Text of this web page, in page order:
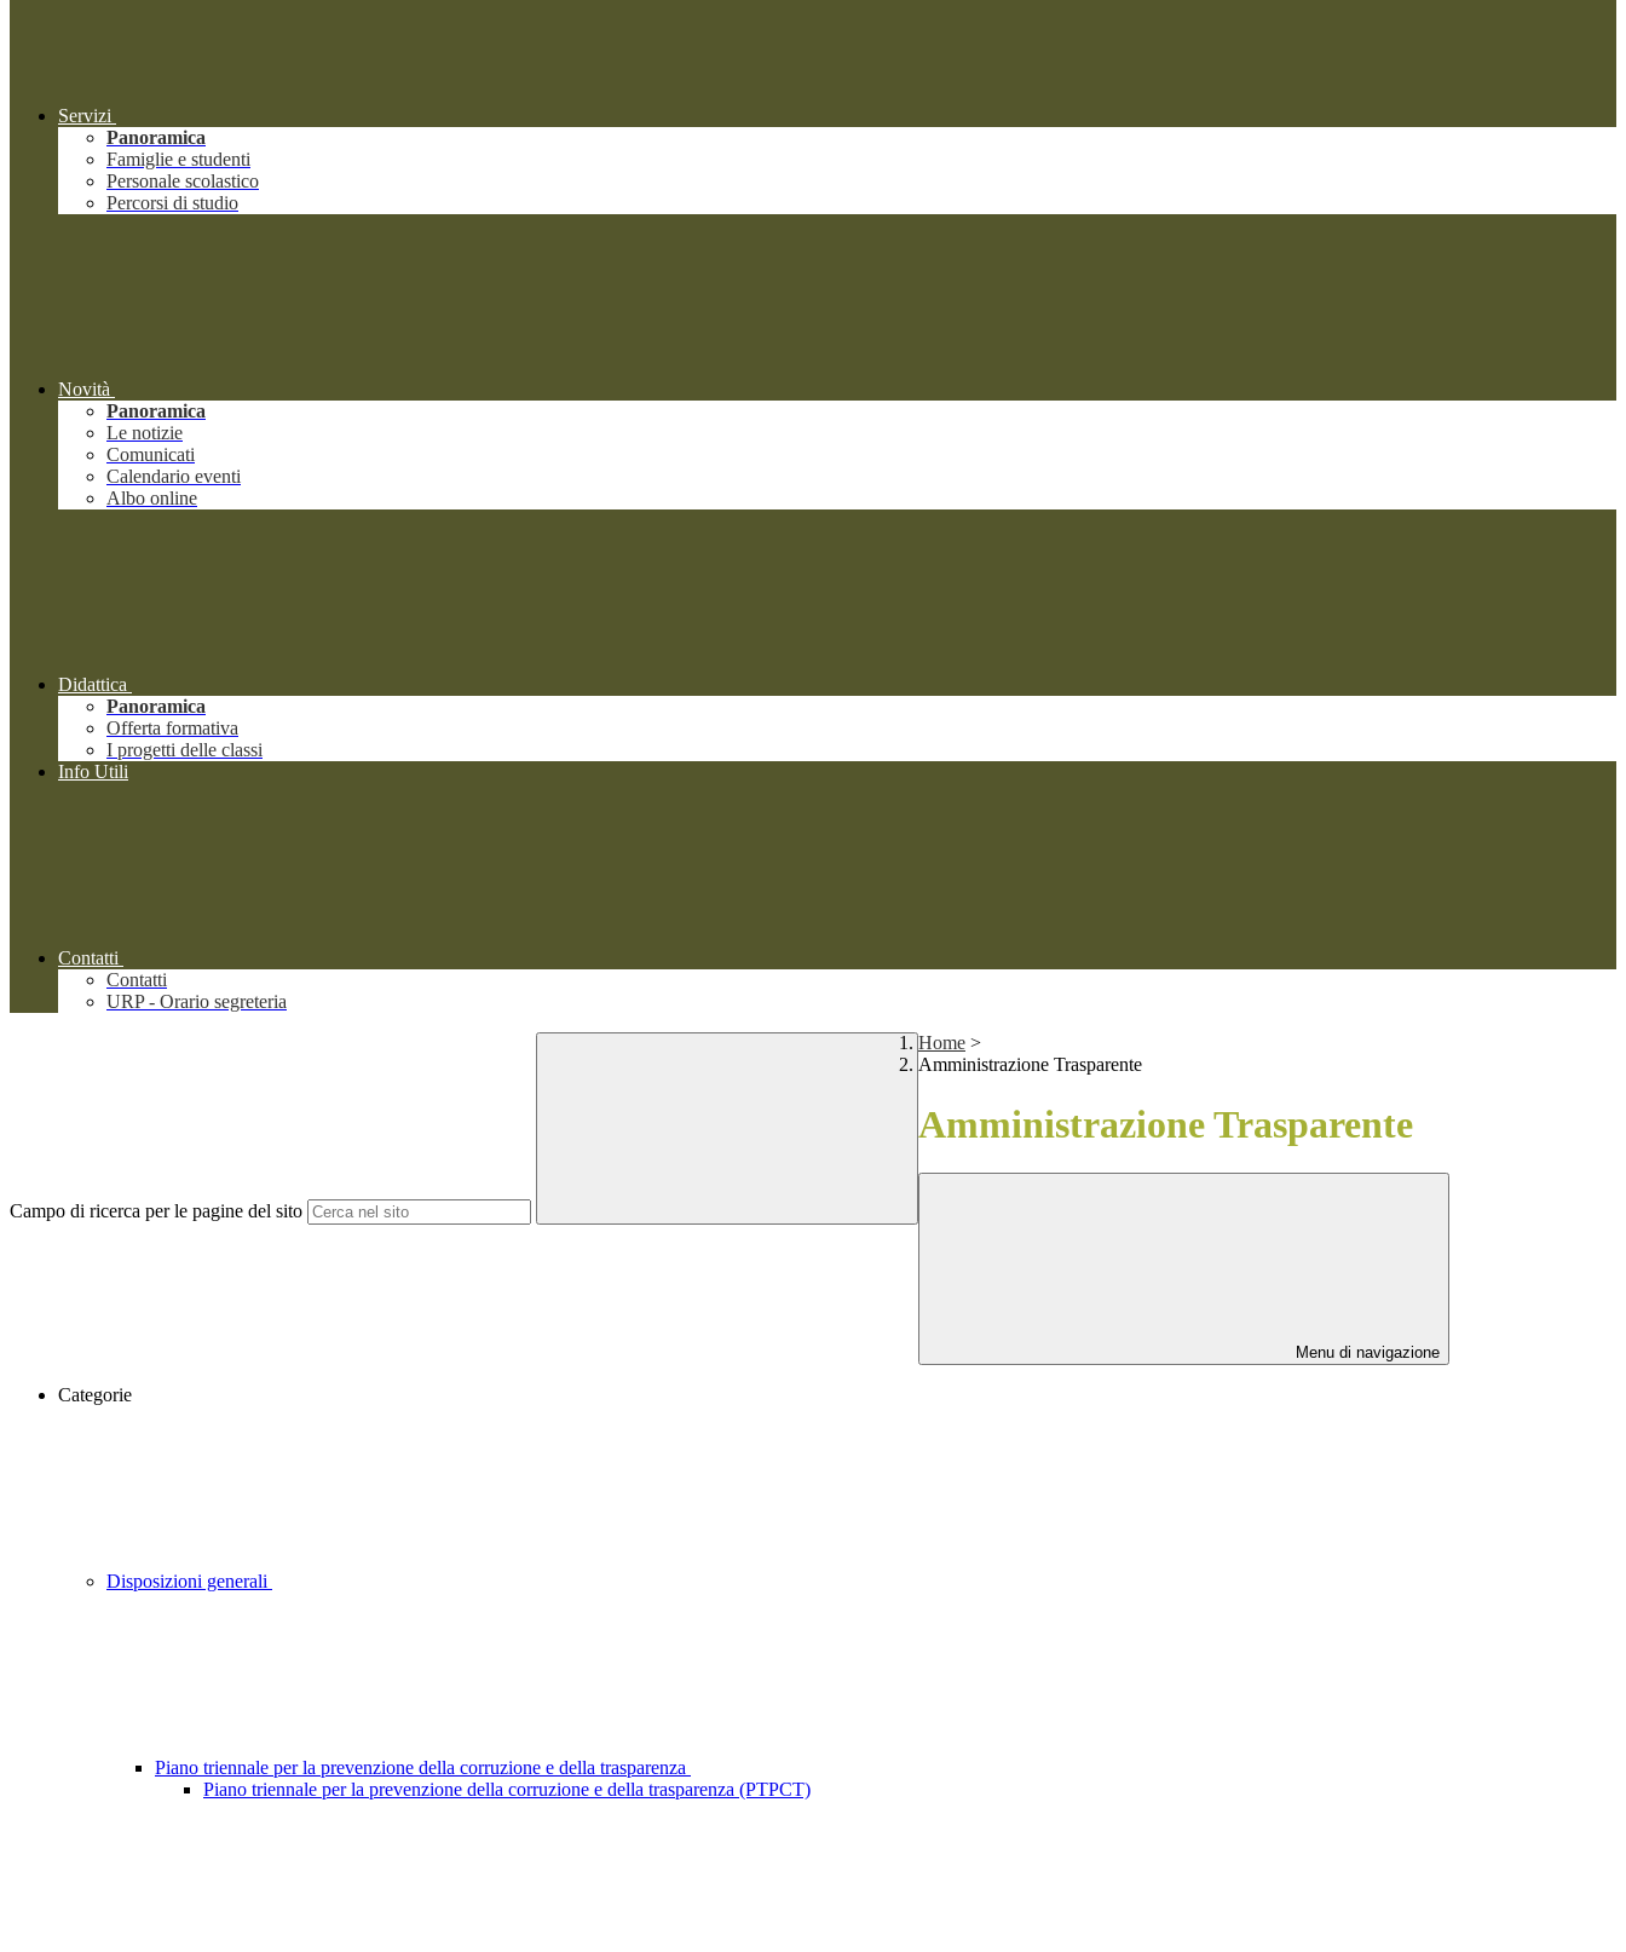
Servizi
Panoramica
Famiglie e studenti
Personale scolastico
Percorsi di studio
Novità
Panoramica
Le notizie
Comunicati
Calendario eventi
Albo online
Didattica
Panoramica
Offerta formativa
I progetti delle classi
Info Utili
Contatti
Contatti
URP - Orario segreteria
Campo di ricerca per le pagine del sito
Home >
Amministrazione Trasparente
Amministrazione Trasparente
Menu di navigazione
Categorie
Disposizioni generali
Piano triennale per la prevenzione della corruzione e della trasparenza
Piano triennale per la prevenzione della corruzione e della trasparenza (PTPCT)